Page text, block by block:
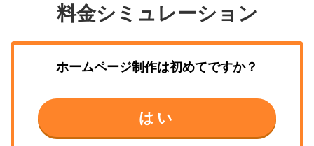
料金シミュレーション
ホームページ制作は初めてですか？
はい